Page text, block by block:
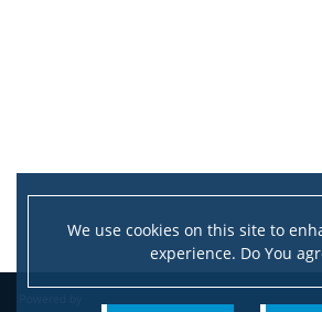
We use cookies on this site to
experience. Do You